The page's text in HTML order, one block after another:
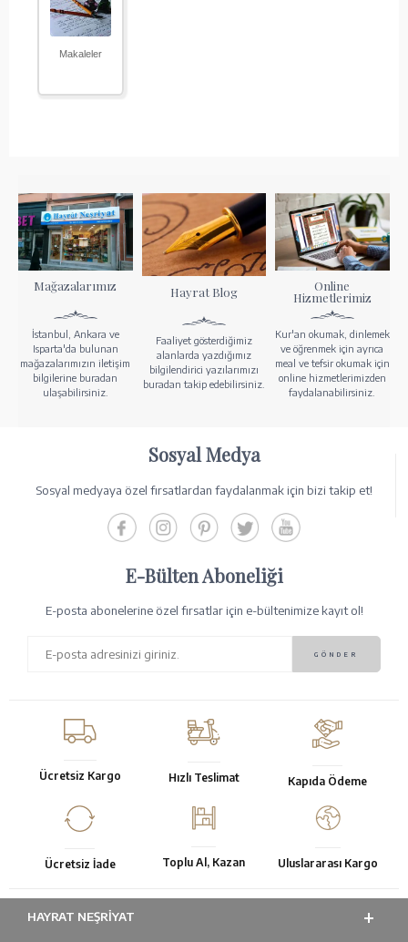
Makaleler
Mağazalarımız
İstanbul, Ankara ve
Isparta'da bulunan
mağazalarımızın iletişim
bilgilerine buradan
ulaşabilirsiniz.
Hayrat Blog
Faaliyet gösterdiğimiz
alanlarda yazdığımız
bilgilendirici yazılarımızı
buradan takip edebilirsiniz.
Online
Hizmetlerimiz
Kur'an okumak, dinlemek
ve öğrenmek için ayrıca
meal ve tefsir okumak için
online hizmetlerimizden
faydalanabilirsiniz.
Sosyal Medya
Sosyal medyaya özel fırsatlardan faydalanmak için bizi takip et!
E-Bülten Aboneliği
E-posta abonelerine özel fırsatlar için e-bültenimize kayıt ol!
Ücretsiz Kargo Hızlı Teslimat Kapıda Ödeme
Ücretsiz İade Toplu Al, Kazan Uluslararası Kargo
HAYRAT NEŞRIYAT